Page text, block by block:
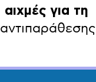
για τη